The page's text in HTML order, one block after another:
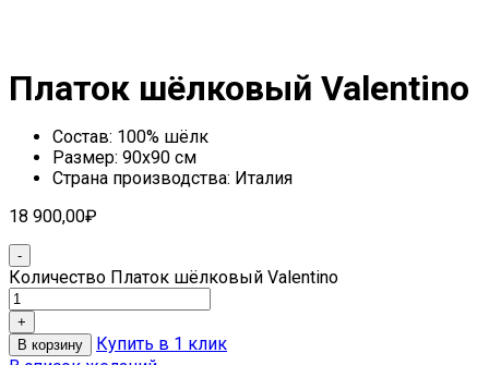
Платок шёлковый Valentino
Состав: 100% шёлк
Размер: 90х90 см
Страна производства: Италия
18 900,00₽
Количество Платок шёлковый Valentino
В корзину
Купить в 1 клик